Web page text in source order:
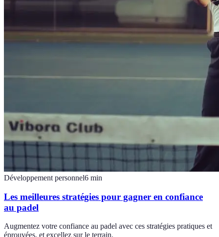
Développement personnel6 min
Les meilleures stratégies pour gagner en confiance
au padel
Augmentez votre confiance au padel avec ces stratégies pratiques et
éprouvées, et excellez sur le terrain.